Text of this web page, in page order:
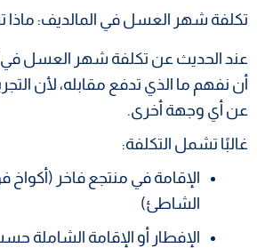
تكلفة شهر العسل في المالديف: ماذا
عند الحديث عن تكلفة شهر العسل في
أن نفهم ما الذي تدفع مقابله، لأن
عن أي وجهة أخرى.
غالبًا تشمل التكلفة:
الإقامة في منتجع فاخر (أكواخ
الشاطئ)
الإفطار أو الإقامة الشاملة حسب